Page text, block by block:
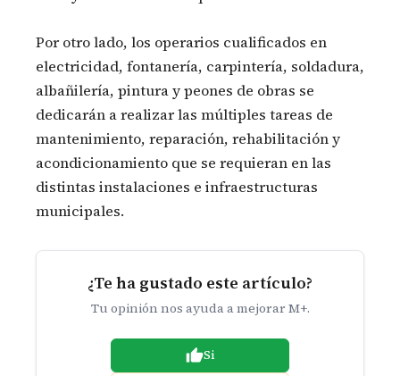
Por otro lado, los operarios cualificados en
electricidad, fontanería, carpintería, soldadura,
albañilería, pintura y peones de obras se
dedicarán a realizar las múltiples tareas de
mantenimiento, reparación, rehabilitación y
acondicionamiento que se requieran en las
distintas instalaciones e infraestructuras
municipales.
¿Te ha gustado este artículo?
Tu opinión nos ayuda a mejorar M+.
Si